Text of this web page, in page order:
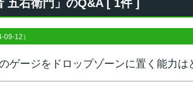
五右衛門」のQ&A [ 1件 ]
09-12）
ゲージをドロップゾーンに置く能力は